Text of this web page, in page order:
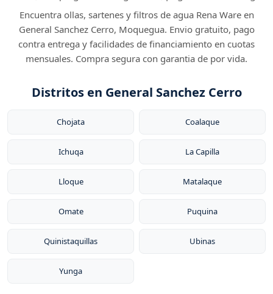
Encuentra ollas, sartenes y filtros de agua Rena Ware en
General Sanchez Cerro, Moquegua. Envio gratuito, pago
contra entrega y facilidades de financiamiento en cuotas
mensuales. Compra segura con garantia de por vida.
Distritos en General Sanchez Cerro
Chojata Coalaque
Ichuqa La Capilla
Lloque Matalaque
Omate Puquina
Quinistaquillas Ubinas
Yunga